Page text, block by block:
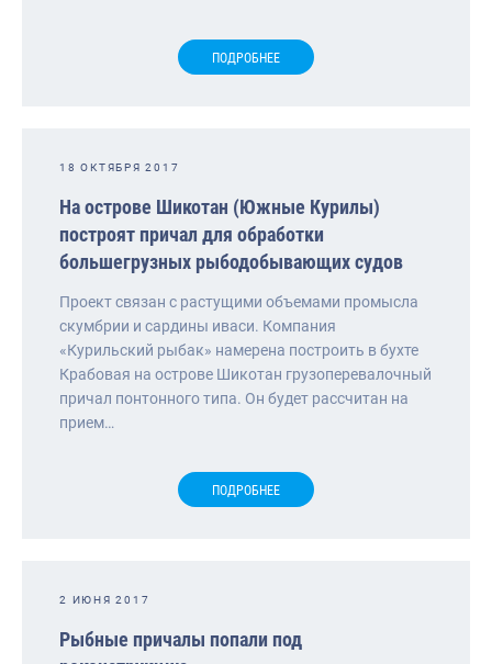
ПОДРОБНЕЕ
18 ОКТЯБРЯ 2017
На острове Шикотан (Южные Курилы)
построят причал для обработки
большегрузных рыбодобывающих судов
Проект связан с растущими объемами промысла
скумбрии и сардины иваси. Компания
«Курильский рыбак» намерена построить в бухте
Крабовая на острове Шикотан грузоперевалочный
причал понтонного типа. Он будет рассчитан на
прием…
ПОДРОБНЕЕ
2 ИЮНЯ 2017
Рыбные причалы попали под